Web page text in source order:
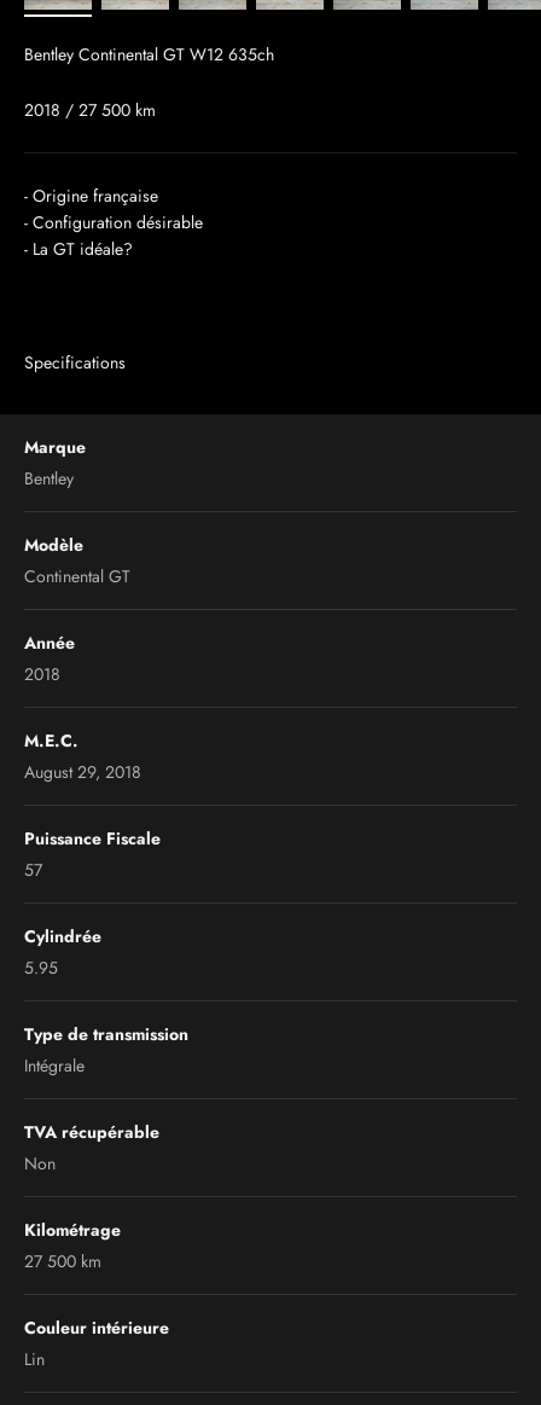
Bentley Continental GT W12 635ch
2018 / 27 500 km
- Origine française
- Configuration désirable
- La GT idéale?
Specifications
Marque
Bentley
Modèle
Continental GT
Année
2018
M.E.C.
August 29, 2018
Puissance Fiscale
57
Cylindrée
5.95
Type de transmission
Intégrale
TVA récupérable
Non
Kilométrage
27 500 km
Couleur intérieure
Lin